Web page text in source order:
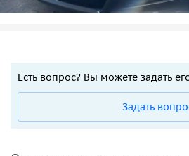
Есть вопрос? Вы можете задать
Задать